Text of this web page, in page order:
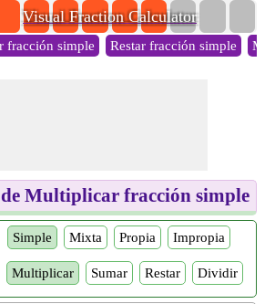
Visual Fraction Calculator
fracción simple Restar fracción simple
Multiplicar fracción simple
Simple Mixta Propia Impropia
Multiplicar Sumar Restar Dividir